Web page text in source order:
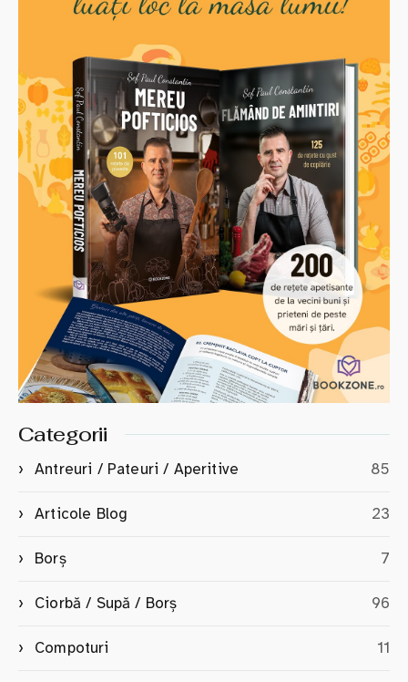
Categorii
Antreuri / Pateuri / Aperitive 85
Articole Blog 23
Borș 7
Ciorbă / Supă / Borș 96
Compoturi 11